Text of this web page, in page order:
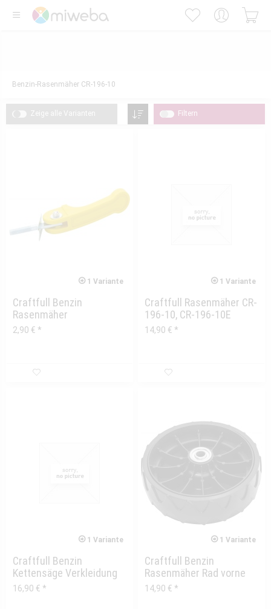
Benzin-Rasenmäher CR-196-10
Zeige alle Varianten Filtern
1 Variante
Craftfull Benzin
Rasenmäher
Schnellspanner universal
2,90 € *
1 Variante
Craftfull Rasenmäher CR-
196-10, CR-196-10E
Bügel unten...
14,90 € *
1 Variante
Craftfull Benzin
Kettensäge Verkleidung
Seite orange mit Hebel...
16,90 € *
1 Variante
Craftfull Benzin
Rasenmäher Rad vorne
CR-196-10, CR-139-20,...
14,90 € *